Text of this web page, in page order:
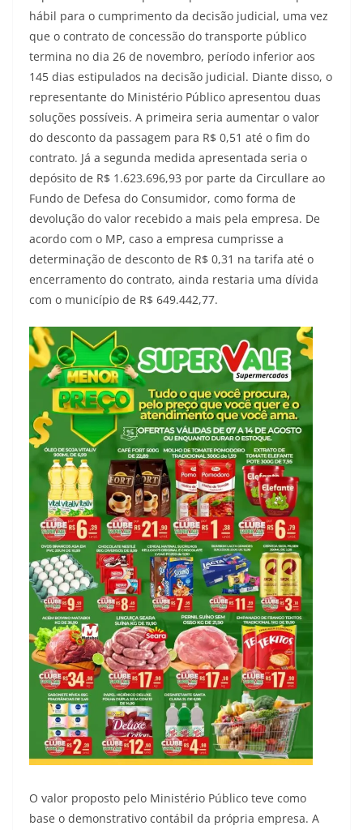
hábil para o cumprimento da decisão judicial, uma vez
que o contrato de concessão do transporte público
termina no dia 26 de novembro, período inferior aos
145 dias estipulados na decisão judicial. Diante disso, o
representante do Ministério Público apresentou duas
soluções possíveis. A primeira seria aumentar o valor
do desconto da passagem para R$ 0,51 até o fim do
contrato. Já a segunda medida apresentada seria o
depósito de R$ 1.623.696,93 por parte da Circullare ao
Fundo de Defesa do Consumidor, como forma de
devolução do valor recebido a mais pela empresa. De
acordo com o MP, caso a empresa cumprisse a
determinação de desconto de R$ 0,31 na tarifa até o
encerramento do contrato, ainda restaria uma dívida
com o município de R$ 649.442,77.
O valor proposto pelo Ministério Público teve como
base o demonstrativo contábil da própria empresa. A